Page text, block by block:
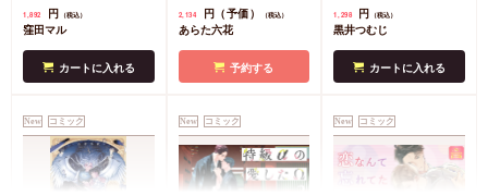
ド2枚セット
1,892 円 （税込）
窪田マル
カートに入れる
クリルスタンド
店舗共通特典ペー
パー
2,134 円（予価） （税込）
あらた六花
予約する
ーフレット
1,298 円 （税込）
黒井つむじ
カートに入れる
New コミック New コミック New コミック